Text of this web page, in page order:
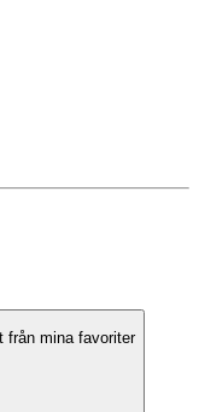
från mina favoriter